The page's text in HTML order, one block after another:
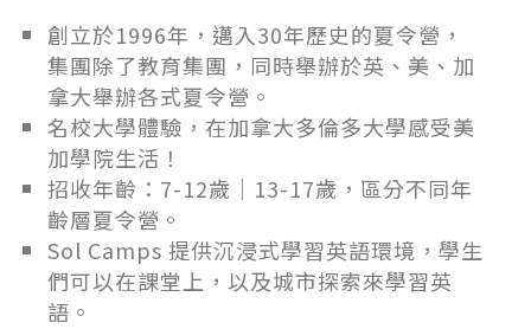
創立於1996年，邁入30年歷史的夏令營，
集團除了教育集團，同時舉辦於英、美、加
拿大舉辦各式夏令營。
名校大學體驗，在加拿大多倫多大學感受美
加學院生活！
招收年齡：7-12歲｜13-17歲，區分不同年
齡層夏令營。
Sol Camps 提供沉浸式學習英語環境，學生
們可以在課堂上，以及城市探索來學習英
語。